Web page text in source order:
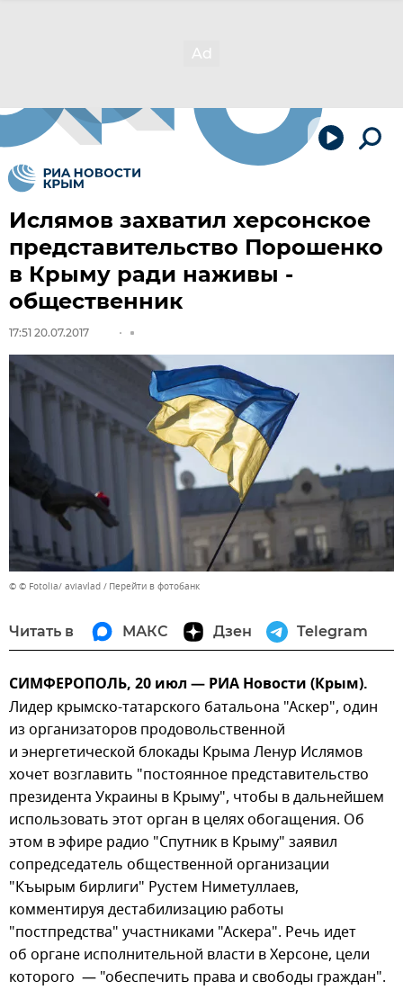
Ислямов захватил херсонское
представительство Порошенко
в Крыму ради наживы -
общественник
17:51 20.07.2017
© © Fotolia/ aviavlad Перейти в фотобанк
Читать в МАКС Дзен Telegram
СИМФЕРОПОЛЬ, 20 июл — РИА Новости (Крым).
Лидер крымско-татарского батальона "Аскер", один
из организаторов продовольственной
и энергетической блокады Крыма Ленур Ислямов
хочет возглавить "постоянное представительство
президента Украины в Крыму", чтобы в дальнейшем
использовать этот орган в целях обогащения. Об
этом в эфире радио "Спутник в Крыму" заявил
сопредседатель общественной организации
"Къырым бирлиги" Рустем Ниметуллаев,
комментируя дестабилизацию работы
"постпредства" участниками "Аскера". Речь идет
об органе исполнительной власти в Херсоне, цели
которого — "обеспечить права и свободы граждан".